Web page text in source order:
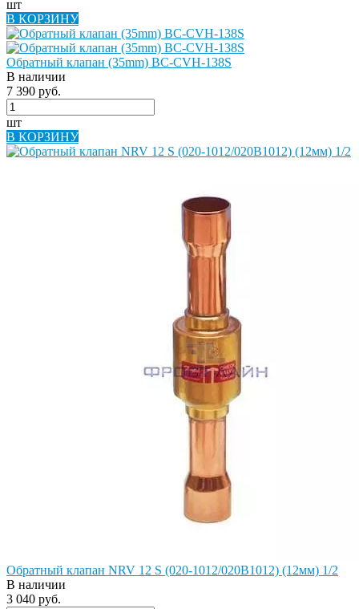
шт
В КОРЗИНУ
Обратный клапан (35mm) BC-CVH-138S
В наличии
7 390 руб.
шт
В КОРЗИНУ
Обратный клапан NRV 12 S (020-1012/020B1012) (12мм) 1/2
В наличии
3 040 руб.